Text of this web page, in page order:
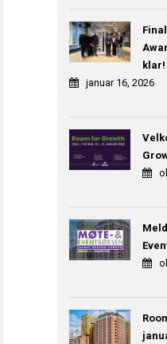
klar!
januar 16, 2026